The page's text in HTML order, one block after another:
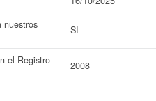
nuestros
SI
el Registro
2008